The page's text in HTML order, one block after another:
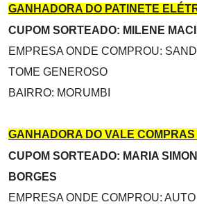
GANHADORA DO PATINETE
CUPOM SORTEADO: MILENE
EMPRESA ONDE COMPROU:
TOME GENEROSO
BAIRRO: MORUMBI
GANHADORA DO VALE
CUPOM SORTEADO: MARIA
BORGES
EMPRESA ONDE COMPROU: